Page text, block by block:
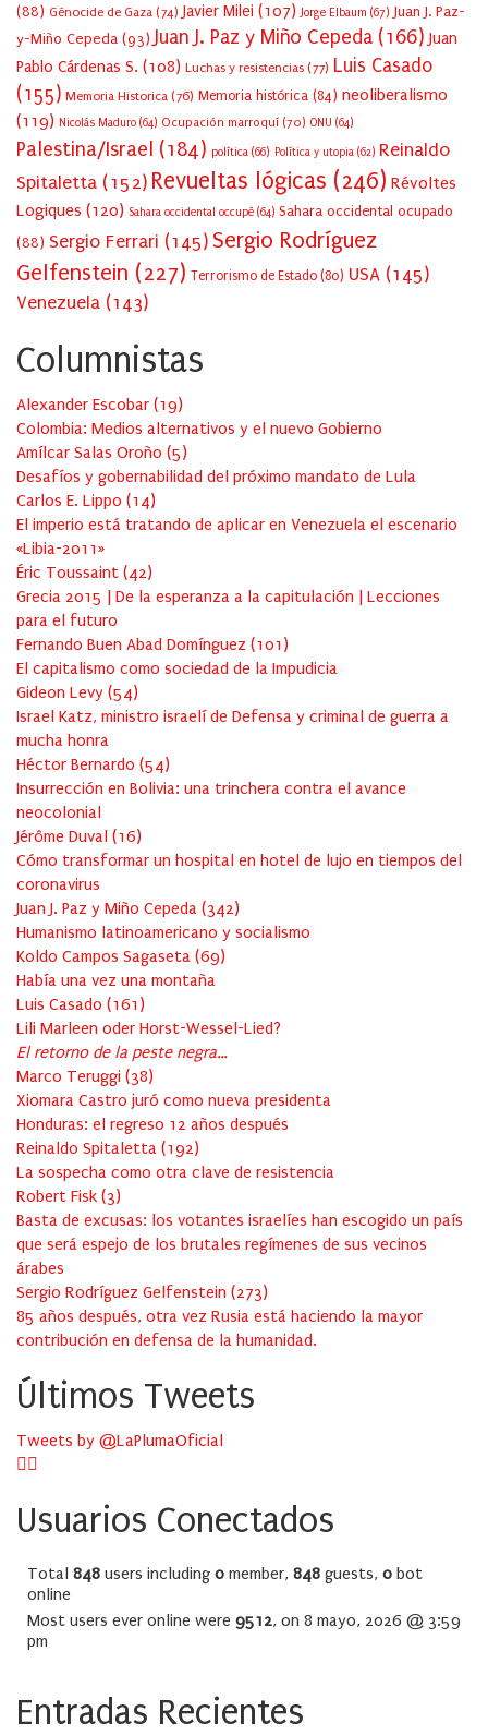
(88) Génocide de Gaza (74) Javier Milei (107) Jorge Elbaum (67) Juan J. Paz-
y-Miño Cepeda (93) Juan J. Paz y Miño Cepeda (166) Juan
Pablo Cárdenas S. (108) Luchas y resistencias (77) Luis Casado
(155) Memoria Historica (76) Memoria histórica (84) neoliberalismo
(119) Nicolás Maduro (64) Ocupación marroquí (70) ONU (64)
Palestina/Israel (184) política (66) Política y utopia (62) Reinaldo
Spitaletta (152) Revueltas lógicas (246) Révoltes
Logiques (120) Sahara occidental occupé (64) Sahara occidental ocupado
(88) Sergio Ferrari (145) Sergio Rodríguez
Gelfenstein (227) Terrorismo de Estado (80) USA (145)
Venezuela (143)
Columnistas
Alexander Escobar (19)
Colombia: Medios alternativos y el nuevo Gobierno
Amílcar Salas Oroño (5)
Desafíos y gobernabilidad del próximo mandato de Lula
Carlos E. Lippo (14)
El imperio está tratando de aplicar en Venezuela el escenario
«Libia-2011»
Éric Toussaint (42)
Grecia 2015 | De la esperanza a la capitulación | Lecciones
para el futuro
Fernando Buen Abad Domínguez (101 )
El capitalismo como sociedad de la Impudicia
Gideon Levy (54)
Israel Katz, ministro israelí de Defensa y criminal de guerra a
mucha honra
Héctor Bernardo (54)
Insurrección en Bolivia: una trinchera contra el avance
neocolonial
Jérôme Duval (16)
Cómo transformar un hospital en hotel de lujo en tiempos del
coronavirus
Juan J. Paz y Miño Cepeda (342)
Humanismo latinoamericano y socialismo
Koldo Campos Sagaseta (69)
Había una vez una montaña
Luis Casado (161 )
Lili Marleen oder Horst-Wessel-Lied?
El retorno de la peste negra…
Marco Teruggi (38)
Xiomara Castro juró como nueva presidenta
Honduras: el regreso 12 años después
Reinaldo Spitaletta (192)
La sospecha como otra clave de resistencia
Robert Fisk (3)
Basta de excusas: los votantes israelíes han escogido un país
que será espejo de los brutales regímenes de sus vecinos
árabes
Sergio Rodríguez Gelfenstein (273)
85 años después, otra vez Rusia está haciendo la mayor
contribución en defensa de la humanidad.
Últimos Tweets
Tweets by @LaPlumaOficial
Usuarios Conectados
Total 848 users including 0 member, 848 guests, 0 bot
online
Most users ever online were 9512, on 8 mayo, 2026 @ 3:59
pm
Entradas Recientes